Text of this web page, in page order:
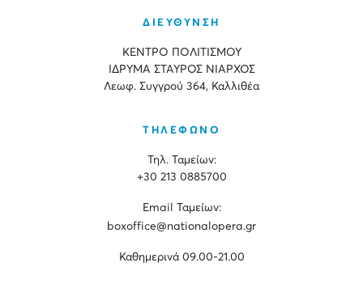
ΔΙΕΥΘΥΝΣΗ
ΚΕΝΤΡΟ ΠΟΛΙΤΙΣΜΟΥ
ΙΔΡΥΜΑ ΣΤΑΥΡΟΣ ΝΙΑΡΧΟΣ
Λεωφ. Συγγρού 364, Καλλιθέα
ΤΗΛΕΦΩΝΟ
Τηλ. Ταμείων:
+30 213 0885700
Εmail Ταμείων:
boxoffice@nationalopera.gr
Καθημερινά 09.00-21.00